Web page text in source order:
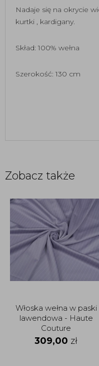
Nadaje się na okrycie
kurtki , kardigany.
Skład: 100% wełna
Szerokość: 130 cm
Zobacz także
Włoska wełna w paski
lawendowa - Haute
Couture
309,00 zł